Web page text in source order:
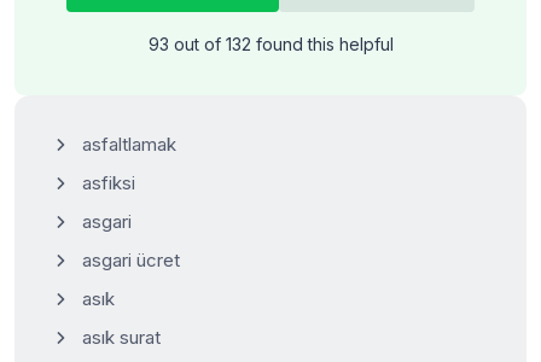
93 out of 132 found this helpful
asfaltlamak
asfiksi
asgari
asgari ücret
asık
asık surat